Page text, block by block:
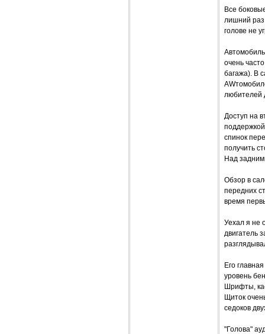
Все
лишний раз
голове не
очень
багажа). В
любителей
Доступ на
спинок
получить
Над
Обзор в
передних
время
Уехал я не
двигатель
Его
уровень
Шрифты,
Щиток
седоков
"Голова"